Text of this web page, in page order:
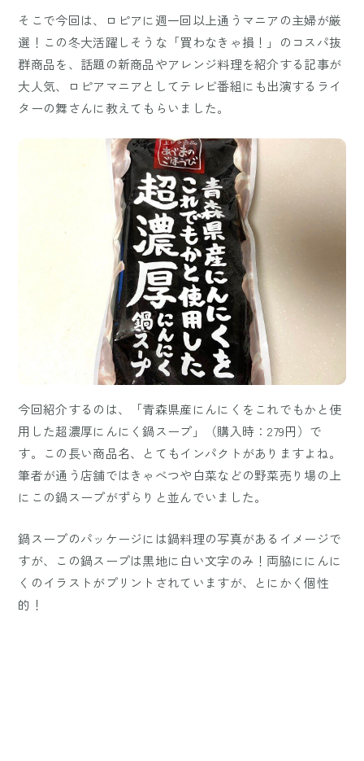
そこで今回は、ロピアに週一回以上通うマニアの主婦が厳
選！この冬大活躍しそうな「買わなきゃ損！」のコスパ抜
群商品を、話題の新商品やアレンジ料理を紹介する記事が
大人気、ロピアマニアとしてテレビ番組にも出演するライ
ターの舞さんに教えてもらいました。
今回紹介するのは、「青森県産にんにくをこれでもかと使
用した超濃厚にんにく鍋スープ」（購入時：279円）で
す。この長い商品名、とてもインパクトがありますよね。
筆者が通う店舗ではきゃべつや白菜などの野菜売り場の上
にこの鍋スープがずらりと並んでいました。
鍋スープのパッケージには鍋料理の写真があるイメージで
すが、この鍋スープは黒地に白い文字のみ！両脇ににんに
くのイラストがプリントされていますが、とにかく個性
的！